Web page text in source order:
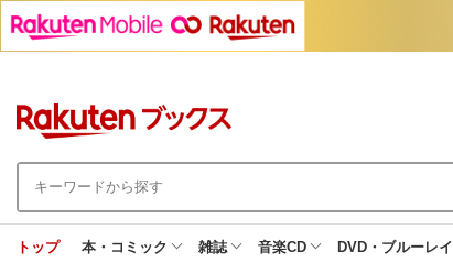
トップ 本・コミック 雑誌 音楽CD DVD・ブルーレイ